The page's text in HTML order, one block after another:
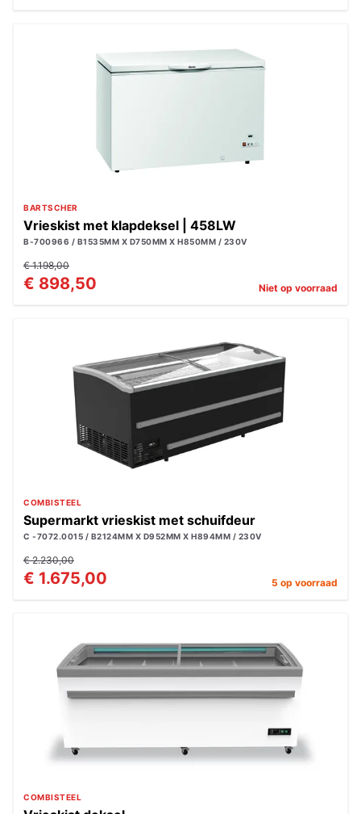
BARTSCHER
Vrieskist met klapdeksel | 458LW
B-700966 / B1535MM X D750MM X H850MM / 230V
€ 1.198,00
€ 898,50 Niet op voorraad
COMBISTEEL
Supermarkt vrieskist met schuifdeur
C -7072.0015 / B2124MM X D952MM X H894MM / 230V
€ 2.230,00
€ 1.675,00 5 op voorraad
COMBISTEEL